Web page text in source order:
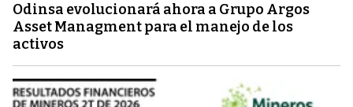
Odinsa evolucionará ahora a Grupo Argos
Asset Managment para el manejo de los
activos